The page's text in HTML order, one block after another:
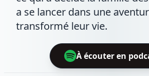
a se lancer dans une
transformé leur vie.
À écouter en